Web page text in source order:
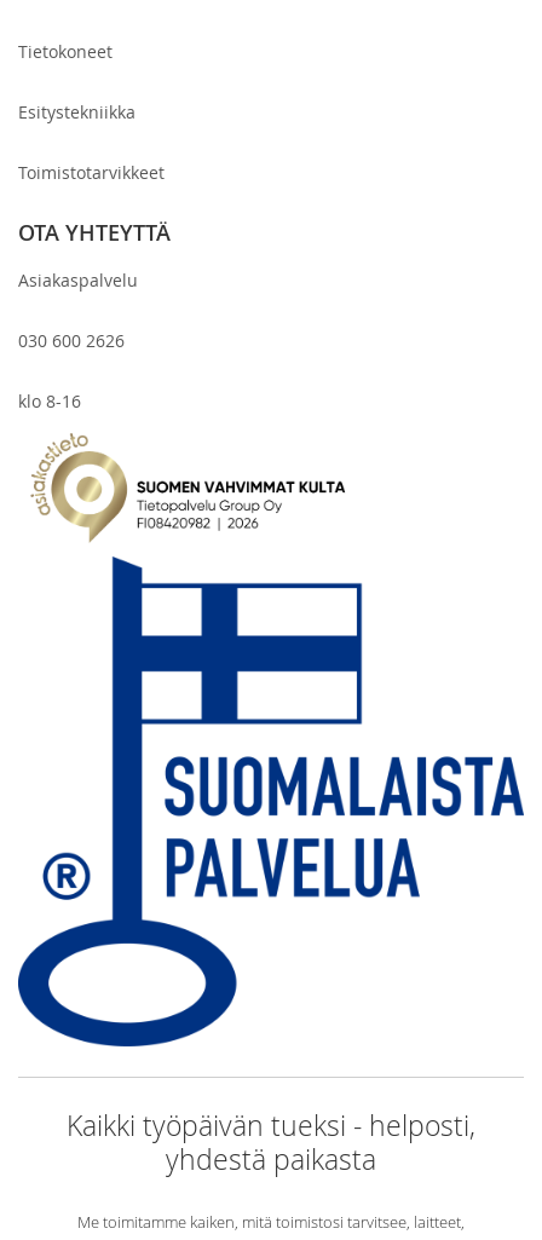
Tietokoneet
Esitystekniikka
Toimistotarvikkeet
OTA YHTEYTTÄ
Asiakaspalvelu
030 600 2626
klo 8-16
Kaikki työpäivän tueksi - helposti,
yhdestä paikasta
Me toimitamme kaiken, mitä toimistosi tarvitsee, laitteet,